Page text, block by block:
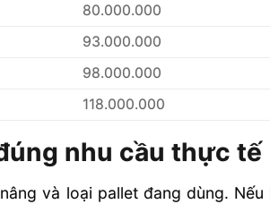
80.000.000
93.000.000
98.000.000
118.000.000
nhu cầu thực tế
và loại pallet đang dùng.